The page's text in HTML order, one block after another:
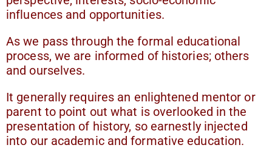
influences and opportunities.
As we pass through the formal educational
process, we are informed of histories; others
and ourselves.
It generally requires an enlightened mentor or
parent to point out what is overlooked in the
presentation of history, so earnestly injected
into our academic and formative education.